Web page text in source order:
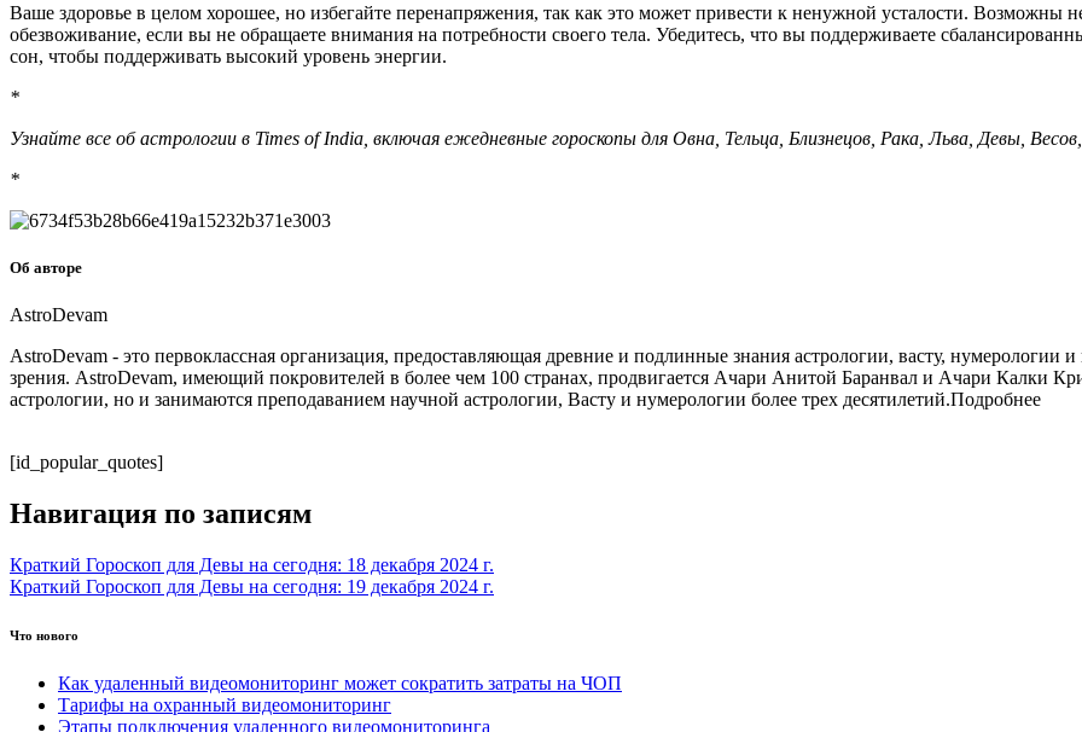
Ваше здоровье в целом хорошее, но избегайте перенапряжения, так как это может привести к ненужной усталости. Возможны
обезвоживание, если вы не обращаете внимания на потребности своего тела. Убедитесь, что вы поддерживаете
сон, чтобы поддерживать высокий уровень энергии.
*
Узнайте все об астрологии в Times of India, включая ежедневные гороскопы для Овна, Тельца, Близнецов, Рака, Льва, Девы,
*
Об авторе
AstroDevam
AstroDevam - это первоклассная организация, предоставляющая древние и подлинные знания астрологии, васту,
зрения. AstroDevam, имеющий покровителей в более чем 100 странах, продвигается Ачари Анитой Баранвал и Ачари Калки
астрологии, но и занимаются преподаванием научной астрологии, Васту и нумерологии более трех десятилетий.Подробнее
[id_popular_quotes]
Навигация по записям
Краткий Гороскоп для Девы на сегодня: 18 декабря 2024 г.
Краткий Гороскоп для Девы на сегодня: 19 декабря 2024 г.
Что нового
Как удаленный видеомониторинг может сократить затраты на ЧОП
Тарифы на охранный видеомониторинг
Этапы подключения удаленного видеомониторинга